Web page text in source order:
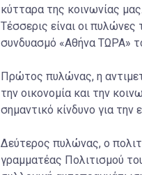
κύτταρα της κοινωνίας μας.
Τέσσερις είναι οι
συνδυασμό «Αθήνα ΤΩΡΑ»
Πρώτος πυλώνας, η
την οικονομία και την
σημαντικό κίνδυνο για την
Δεύτερος πυλώνας, ο
γραμματέας Πολιτισμού